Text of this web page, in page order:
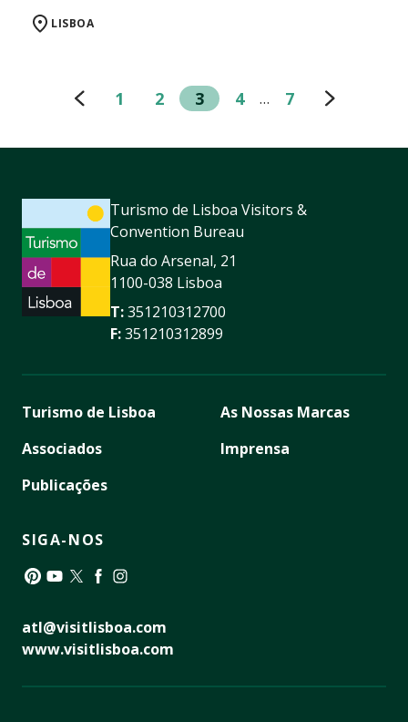
LISBOA
1 2 3 4 … 7
Turismo de Lisboa Visitors &
Convention Bureau
Rua do Arsenal, 21
1100-038 Lisboa
T:351210312700
F:351210312899
Turismo de Lisboa
Associados
Publicações
As Nossas Marcas
Imprensa
SIGA-NOS
atl@visitlisboa.com
www.visitlisboa.com